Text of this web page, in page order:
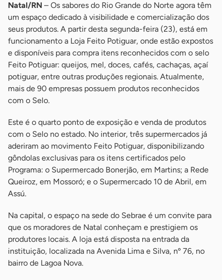
Natal/RN – Os sabores do Rio Grande do Norte agora têm
um espaço dedicado à visibilidade e comercialização dos
seus produtos. A partir desta segunda-feira (23), está em
funcionamento a Loja Feito Potiguar, onde estão expostos
e disponíveis para compra itens reconhecidos com o selo
Feito Potiguar: queijos, mel, doces, cafés, cachaças, açaí
potiguar, entre outras produções regionais. Atualmente,
mais de 90 empresas possuem produtos reconhecidos
com o Selo.
Este é o quarto ponto de exposição e venda de produtos
com o Selo no estado. No interior, três supermercados já
aderiram ao movimento Feito Potiguar, disponibilizando
gôndolas exclusivas para os itens certificados pelo
Programa: o Supermercado Bonerjão, em Martins; a Rede
Queiroz, em Mossoró; e o Supermercado 10 de Abril, em
Assú.
Na capital, o espaço na sede do Sebrae é um convite para
que os moradores de Natal conheçam e prestigiem os
produtores locais. A loja está disposta na entrada da
instituição, localizada na Avenida Lima e Silva, nº 76, no
bairro de Lagoa Nova.